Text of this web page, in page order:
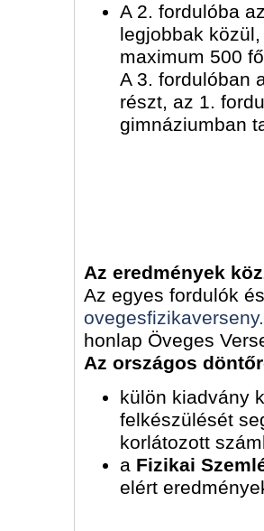
A 2. fordulóba
legjobbak
maximum 500
A 3. fordulóban
részt, az 1.
gimnáziumban
Az eredmények
Az egyes fordulók
honlap Öveges
Az országos
külön kiadvány
felkészülését
korlátozott
a Fizikai
elért